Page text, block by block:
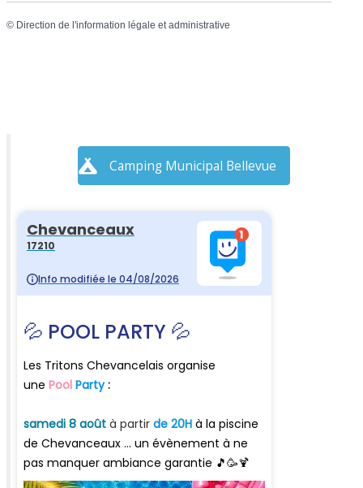
© Direction de l'information légale et administrative
Camping Municipal Bellevue